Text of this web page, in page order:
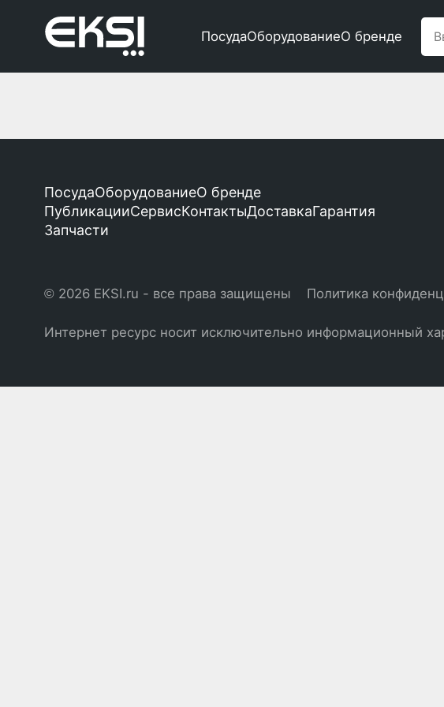
ПосудаОборудованиеО бренде
ПосудаОборудованиеО бренде
ПубликацииСервисКонтактыДоставкаГарантия
Запчасти
© 2026 EKSI.ru - все права защищены Политика
Интернет ресурс носит исключительно информационный